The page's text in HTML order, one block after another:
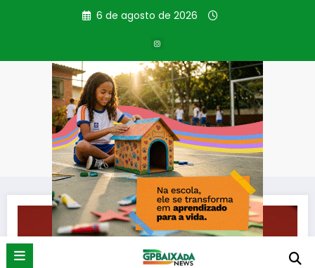
6 de agosto de 2026
Tag: ofertas
Página inicial ofertas